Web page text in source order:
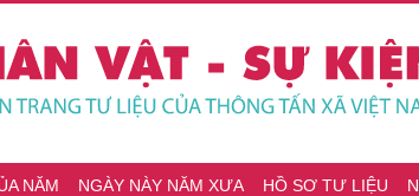
NĂM NGÀY NÀY NĂM XƯA HỒ SƠ TƯ LIỆU